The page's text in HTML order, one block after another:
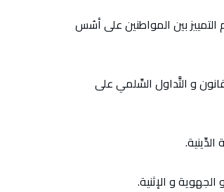
بين المواطنين على أسُس
و التَّداول السِّلمي على